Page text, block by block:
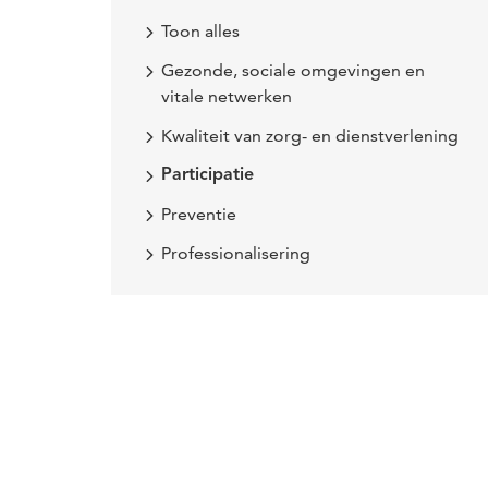
Toon alles
Gezonde, sociale omgevingen en
vitale netwerken
Kwaliteit van zorg- en dienstverlening
Participatie
Preventie
Professionalisering